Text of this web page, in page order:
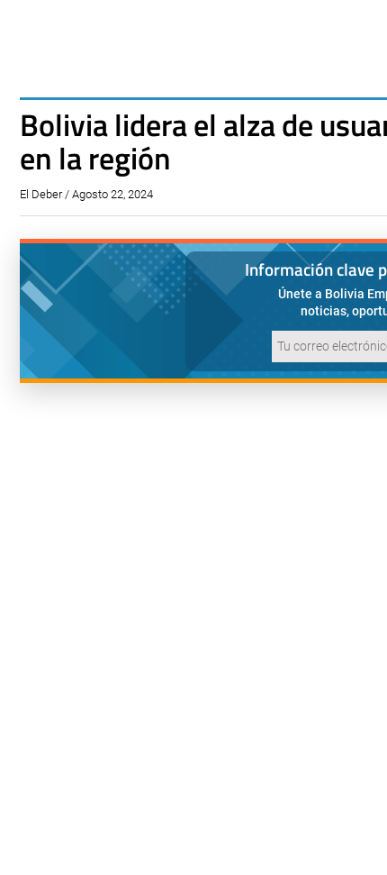
Bolivia lidera el alza de
en la región
El Deber / Agosto 22, 2024
Información clave
Únete a Bolivia
noticias,